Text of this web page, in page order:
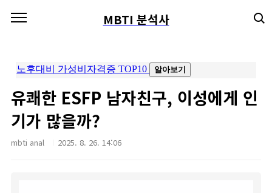
MBTI 분석사
유쾌한 ESFP 남자친구, 이성에게 인
기가 많을까?
mbti anal 2025. 8. 26. 14:06